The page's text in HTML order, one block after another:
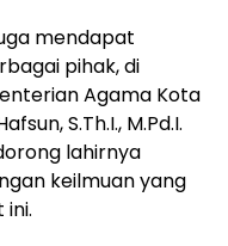
mendapat
pihak, di
Agama Kota
S.Th.I., M.Pd.I.
lahirnya
keilmuan yang